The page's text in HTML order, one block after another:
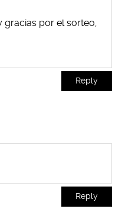
gracias por el sorteo,
Reply
Reply